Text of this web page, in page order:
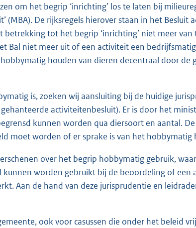
om het begrip ‘inrichting’ los te laten bij
(MBA). De rijksregels hierover staan in het Besluit
betrekking tot het begrip ‘inrichting’ niet meer
Bal niet meer uit of een activiteit een
houden van dieren decentraal door de
is, zoeken wij aansluiting bij de huidige
activiteitenbesluit). Er is door het
kunnen worden qua diersoort en aantal.
moet worden of er sprake is van het hobbymatig
over het begrip hobbymatig gebruik,
worden gebruikt bij de beoordeling of een
Aan de hand van deze jurisprudentie en
ook voor casussen die onder het beleid